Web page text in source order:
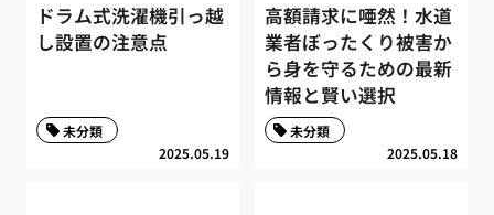
ドラム式洗濯機引っ越
し設置の注意点
2025.05.19
未分類
高額請求に唖然！水道
業者ぼったくり被害か
ら身を守るための最新
情報と賢い選択
2025.05.18
未分類